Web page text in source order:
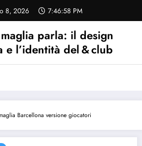
8, 2026 7:46:58 PM
parla: il design
e l’identità del & club
Barcellona versione giocatori